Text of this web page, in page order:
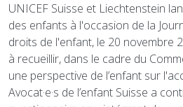
UNICEF Suisse et Liechtenstein
des enfants à l'occasion de la
droits de l'enfant, le 20 novembre
à recueillir, dans le cadre du
une perspective de l’enfant sur
Avocat·e·s de l’enfant Suisse a